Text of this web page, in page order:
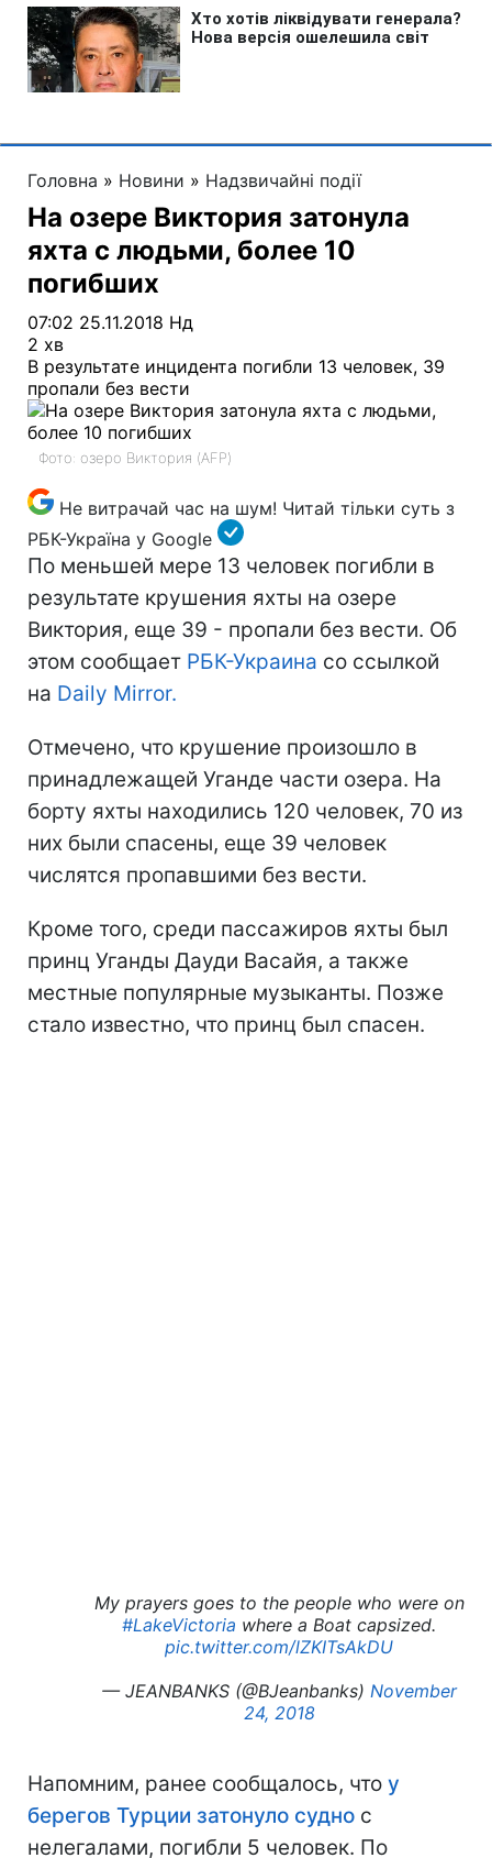
Головна » Новини » Надзвичайні події
На озере Виктория затонула
яхта с людьми, более 10
погибших
07:02 25.11.2018 Нд
2 хв
В результате инцидента погибли 13 человек, 39
пропали без вести
Фото: озеро Виктория (AFP)
Не витрачай час на шум! Читай тільки суть з
РБК-Україна у Google
По меньшей мере 13 человек погибли в
результате крушения яхты на озере
Виктория, еще 39 - пропали без вести. Об
этом сообщает РБК-Украина со ссылкой
на Daily Mirror.
Отмечено, что крушение произошло в
принадлежащей Уганде части озера. На
борту яхты находились 120 человек, 70 из
них были спасены, еще 39 человек
числятся пропавшими без вести.
Кроме того, среди пассажиров яхты был
принц Уганды Дауди Васайя, а также
местные популярные музыканты. Позже
стало известно, что принц был спасен.
My prayers goes to the people who were on
#LakeVictoria where a Boat capsized.
pic.twitter.com/lZKITsAkDU
— JEANBANKS (@BJeanbanks) November
24, 2018
Напомним, ранее сообщалось, что у
берегов Турции затонуло судно с
нелегалами, погибли 5 человек. По